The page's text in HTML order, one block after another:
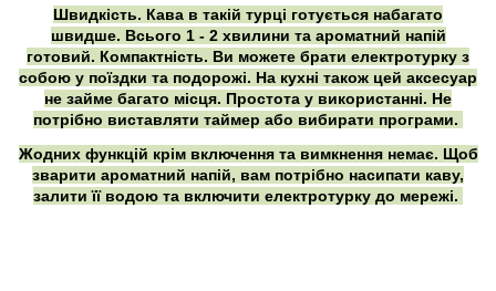
Швидкість. Кава в такій турці готується набагато
швидше. Всього 1 - 2 хвилини та ароматний напій
готовий. Компактність. Ви можете брати електротурку з
собою у поїздки та подорожі. На кухні також цей аксесуар
не займе багато місця. Простота у використанні. Не
потрібно виставляти таймер або вибирати програми.
Жодних функцій крім включення та вимкнення немає. Щоб
зварити ароматний напій, вам потрібно насипати каву,
залити її водою та включити електротурку до мережі.